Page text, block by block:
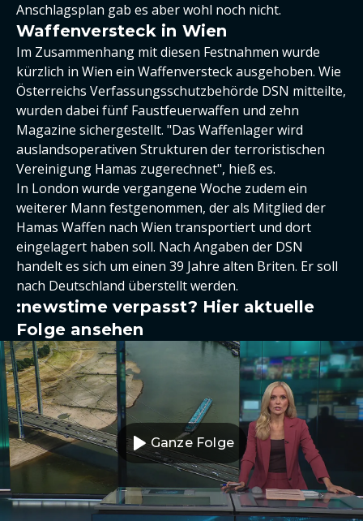
Anschlagsplan gab es aber wohl noch nicht.
Waffenversteck in Wien
Im Zusammenhang mit diesen Festnahmen wurde
kürzlich in Wien ein Waffenversteck ausgehoben. Wie
Österreichs Verfassungsschutzbehörde DSN mitteilte,
wurden dabei fünf Faustfeuerwaffen und zehn
Magazine sichergestellt. "Das Waffenlager wird
auslandsoperativen Strukturen der terroristischen
Vereinigung Hamas zugerechnet", hieß es.
In London wurde vergangene Woche zudem ein
weiterer Mann festgenommen, der als Mitglied der
Hamas Waffen nach Wien transportiert und dort
eingelagert haben soll. Nach Angaben der DSN
handelt es sich um einen 39 Jahre alten Briten. Er soll
nach Deutschland überstellt werden.
:newstime verpasst? Hier aktuelle
Folge ansehen
Ganze Folge